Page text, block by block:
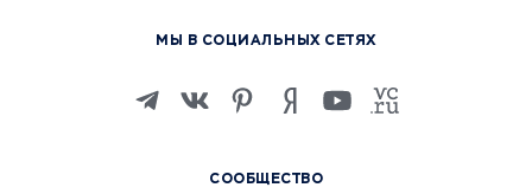
Изучение иностранных
Маркетинг и продажи
СООБЩЕСТВО
МЫ В СОЦИАЛЬНЫХ СЕТЯХ